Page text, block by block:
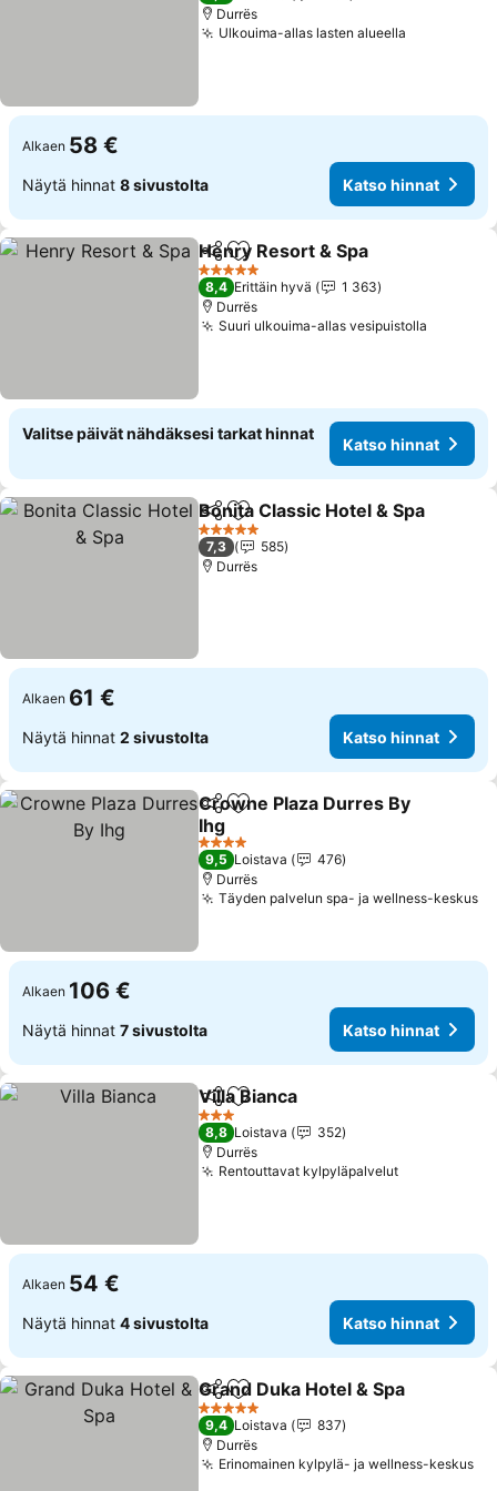
Durrës
Ulkouima-allas lasten alueella
Alkaen 58 €
Näytä hinnat 8 sivustolta Katso hinnat
Jaa Lisää suosikkeihin
Henry Resort & Spa
5 Tähtiluokitus
8,4 Erittäin hyvä
1 363
Durrës
Suuri ulkouima-allas vesipuistolla
Valitse päivät nähdäksesi tarkat hinnat
Katso hinnat
Jaa Lisää suosikkeihin
Bonita Classic Hotel & Spa
5 Tähtiluokitus
7,3
585
Durrës
Alkaen 61 €
Näytä hinnat 2 sivustolta Katso hinnat
Jaa Lisää suosikkeihin
Crowne Plaza Durres By
Ihg
Katso hinnat
4 Tähtiluokitus
9,5 Loistava
476
Durrës
Täyden palvelun spa- ja wellness-keskus
Alkaen 106 €
Näytä hinnat 7 sivustolta Katso hinnat
Jaa Lisää suosikkeihin
Villa Bianca
3 Tähtiluokitus
8,8 Loistava
352
Durrës
Rentouttavat kylpyläpalvelutKatso
Alkaen 54 €
Näytä hinnat 4 sivustolta Katso hinnat
Jaa Lisää suosikkeihin
Grand Duka Hotel & Spa
5 Tähtiluokitus
9,4 Loistava
837
Durrës
Erinomainen kylpylä- ja wellness-keskus